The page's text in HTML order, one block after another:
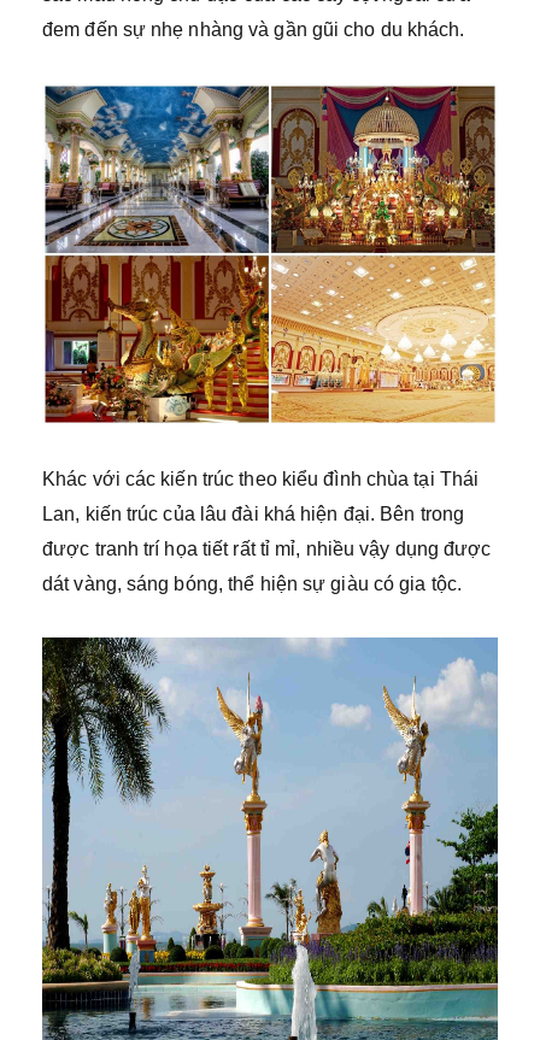
đem đến sự nhẹ nhàng và gần gũi cho du khách.
Khác với các kiến trúc theo kiểu đình chùa tại Thái
Lan, kiến trúc của lâu đài khá hiện đại. Bên trong
được tranh trí họa tiết rất tỉ mỉ, nhiều vậy dụng được
dát vàng, sáng bóng, thể hiện sự giàu có gia tộc.